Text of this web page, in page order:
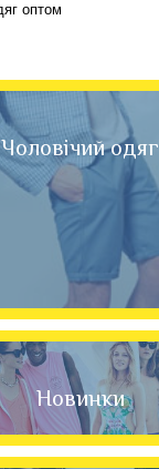
оптом
Чоловічий одяг
Новинки